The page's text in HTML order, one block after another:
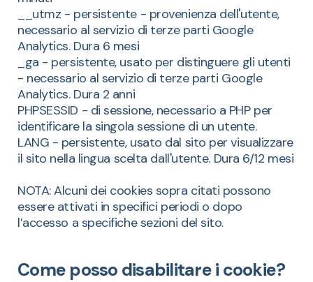
__utmz - persistente - provenienza dell'utente,
necessario al servizio di terze parti Google
Analytics. Dura 6 mesi
_ga - persistente, usato per distinguere gli utenti
- necessario al servizio di terze parti Google
Analytics. Dura 2 anni
PHPSESSID - di sessione, necessario a PHP per
identificare la singola sessione di un utente.
LANG - persistente, usato dal sito per visualizzare
il sito nella lingua scelta dall'utente. Dura 6/12 mesi
NOTA: Alcuni dei cookies sopra citati possono
essere attivati in specifici periodi o dopo
l’accesso a specifiche sezioni del sito.
Come posso disabilitare i cookie?